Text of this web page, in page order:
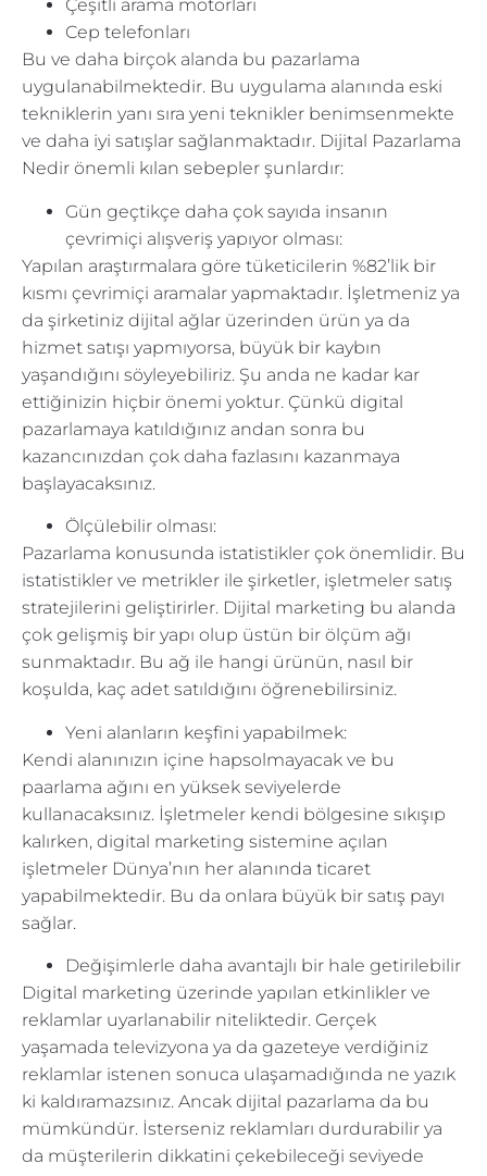
Çeşitli arama motorları
Cep telefonları
Bu ve daha birçok alanda bu pazarlama
uygulanabilmektedir. Bu uygulama alanında eski
tekniklerin yanı sıra yeni teknikler benimsenmekte
ve daha iyi satışlar sağlanmaktadır. Dijital Pazarlama
Nedir önemli kılan sebepler şunlardır:
Gün geçtikçe daha çok sayıda insanın
çevrimiçi alışveriş yapıyor olması:
Yapılan araştırmalara göre tüketicilerin %82’lik bir
kısmı çevrimiçi aramalar yapmaktadır. İşletmeniz ya
da şirketiniz dijital ağlar üzerinden ürün ya da
hizmet satışı yapmıyorsa, büyük bir kaybın
yaşandığını söyleyebiliriz. Şu anda ne kadar kar
ettiğinizin hiçbir önemi yoktur. Çünkü digital
pazarlamaya katıldığınız andan sonra bu
kazancınızdan çok daha fazlasını kazanmaya
başlayacaksınız.
Ölçülebilir olması:
Pazarlama konusunda istatistikler çok önemlidir. Bu
istatistikler ve metrikler ile şirketler, işletmeler satış
stratejilerini geliştirirler. Dijital marketing bu alanda
çok gelişmiş bir yapı olup üstün bir ölçüm ağı
sunmaktadır. Bu ağ ile hangi ürünün, nasıl bir
koşulda, kaç adet satıldığını öğrenebilirsiniz.
Yeni alanların keşfini yapabilmek:
Kendi alanınızın içine hapsolmayacak ve bu
paarlama ağını en yüksek seviyelerde
kullanacaksınız. İşletmeler kendi bölgesine sıkışıp
kalırken, digital marketing sistemine açılan
işletmeler Dünya’nın her alanında ticaret
yapabilmektedir. Bu da onlara büyük bir satış payı
sağlar.
Değişimlerle daha avantajlı bir hale getirilebilir
Digital marketing üzerinde yapılan etkinlikler ve
reklamlar uyarlanabilir niteliktedir. Gerçek
yaşamada televizyona ya da gazeteye verdiğiniz
reklamlar istenen sonuca ulaşamadığında ne yazık
ki kaldıramazsınız. Ancak dijital pazarlama da bu
mümkündür. İsterseniz reklamları durdurabilir ya
da müşterilerin dikkatini çekebileceği seviyede